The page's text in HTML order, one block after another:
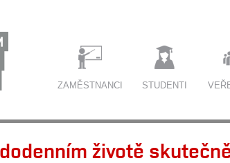
ZAMĚSTNANCI STUDENTI
životě